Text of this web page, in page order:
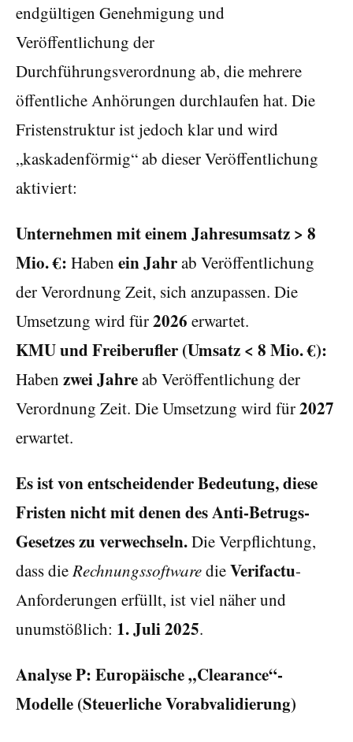
endgültigen Genehmigung und
Veröffentlichung der
Durchführungsverordnung ab, die mehrere
öffentliche Anhörungen durchlaufen hat. Die
Fristenstruktur ist jedoch klar und wird
„kaskadenförmig“ ab dieser Veröffentlichung
aktiviert:
Unternehmen mit einem Jahresumsatz > 8
Mio. €: Haben ein Jahrab Veröffentlichung
der Verordnung Zeit, sich anzupassen. Die
Umsetzung wird für2026 erwartet.
KMU und Freiberufler (Umsatz < 8 Mio. €):
Haben zwei Jahreab Veröffentlichung der
Verordnung Zeit. Die Umsetzung wird für2027
erwartet.
Es ist von entscheidender Bedeutung, diese
Fristen nicht mit denen des Anti-Betrugs-
Gesetzes zu verwechseln.Die Verpflichtung,
dass dieRechnungssoftwaredieVerifactu-
Anforderungen erfüllt, ist viel näher und
unumstößlich: 1. Juli 2025.
Analyse P: Europäische „Clearance“-
Modelle (Steuerliche Vorabvalidierung)